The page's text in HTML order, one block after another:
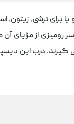
ترشی، زیتون،
رومیزی از